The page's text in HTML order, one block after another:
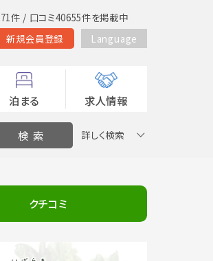
件 / 口コミ40655件を掲載中
新規会員登録 Language
泊まる 求人情報
詳しく検索
クチコミ